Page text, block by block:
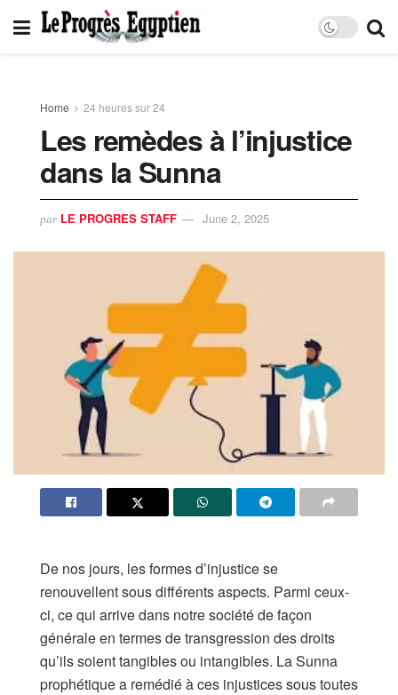
Home 24 heures sur 24
Les remèdes à l’injustice
dans la Sunna
par LE PROGRES STAFF June 2, 2025
De nos jours, les formes d’injustice se
renouvellent sous différents aspects. Parmi ceux-
ci, ce qui arrive dans notre société de façon
générale en termes de transgression des droits
qu’ils soient tangibles ou intangibles. La Sunna
prophétique a remédié à ces injustices sous toutes